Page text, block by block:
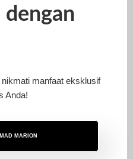
dengan
manfaat eksklusif
Anda!
MARION